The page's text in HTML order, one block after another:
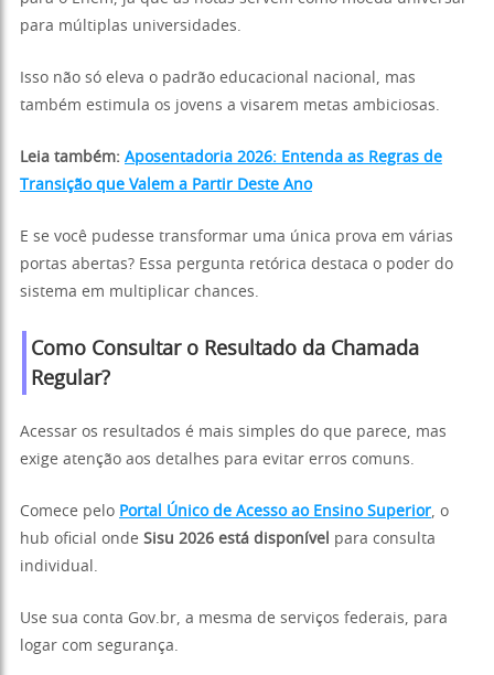
para múltiplas universidades.
Isso não só eleva o padrão educacional nacional, mas
também estimula os jovens a visarem metas ambiciosas.
Leia também: Aposentadoria 2026: Entenda as Regras de
Transição que Valem a Partir Deste Ano
E se você pudesse transformar uma única prova em várias
portas abertas? Essa pergunta retórica destaca o poder do
sistema em multiplicar chances.
Como Consultar o Resultado da Chamada
Regular?
Acessar os resultados é mais simples do que parece, mas
exige atenção aos detalhes para evitar erros comuns.
Comece pelo Portal Único de Acesso ao Ensino Superior, o
hub oficial onde Sisu 2026 está disponível
para consulta
individual.
Use sua conta Gov.br, a mesma de serviços federais, para
logar com segurança.